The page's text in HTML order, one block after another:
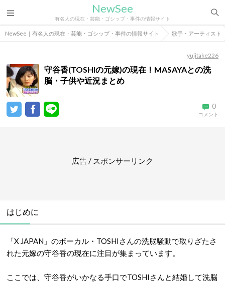
NewSee
有名人の現在・芸能・ゴシップ・事件の情報サイト
NewSee｜有名人の現在・芸能・ゴシップ・事件の情報サイト 歌手・アーティスト
yujitake226
守谷香(TOSHIの元嫁)の現在！MASAYAとの洗
脳・子供や近況まとめ
0
コメント
広告 / スポンサーリンク
はじめに
「X JAPAN」のボーカル・TOSHIさんの洗脳騒動で取りざたさ
れた元嫁の守谷香の現在に注目が集まっています。
ここでは、守谷香がいかなる手口でTOSHIさんと結婚して洗脳